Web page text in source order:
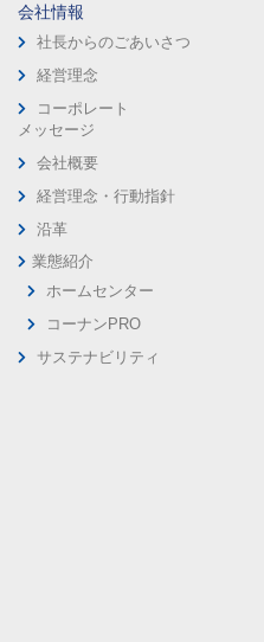
会社情報
社長からのごあいさつ
経営理念
コーポレート
メッセージ
会社概要
経営理念・行動指針
沿革
業態紹介
ホームセンター
コーナンPRO
サステナビリティ